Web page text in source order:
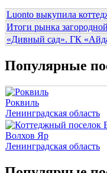
Luonto выкупила
Итоги рынка
«Дивный сад». ГК
Популярные
Роквиль
Ленинградская область
Волхов Яр
Ленинградская область